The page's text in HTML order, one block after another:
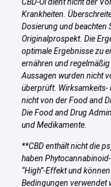
CBD-Öl dient nicht der
Krankheiten.
Dosierung und beachten
Originalprospekt. Die
optimale Ergebnisse zu
ernähren und
Aussagen wurden nicht
überprüft. Wirksamkeits-
nicht von der Food and
Die Food and Drug
und Medikamente.
**CBD enthält nicht die
haben
“High”-Effekt und
Bedingungen verwendet